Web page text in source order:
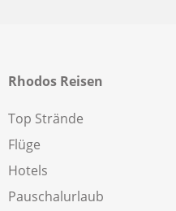
Rhodos Reisen
Top Strände
Flüge
Hotels
Pauschalurlaub